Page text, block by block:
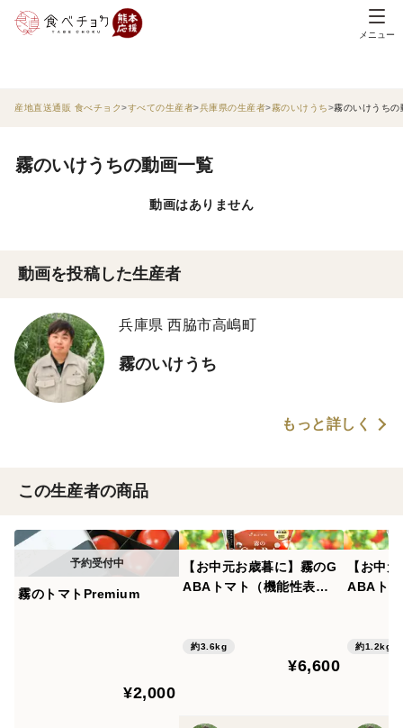
メニュー
産地直送通販 食べチョク すべての生産者 兵庫県の生産者 霧のいけうち 霧のいけうちの
霧のいけうちの動画一覧
動画はありません
動画を投稿した生産者
兵庫県 西脇市高嶋町
霧のいけうち
もっと詳しく
この生産者の商品
霧のトマトPremium
¥2,000
【お中元お歳暮に】霧のG
ABAトマト（機能性表示
約3.6kg
¥6,600
【お中
ABAト
約1.2kg